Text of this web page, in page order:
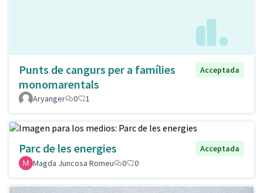
Punts de cangurs per a famílies
monomarentals
Acceptada
Aryanger 0 1
Parc de les energies
Acceptada
Magda Juncosa Romeu
0 0